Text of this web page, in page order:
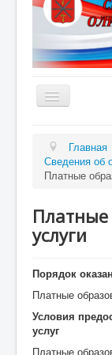
Сведения об
Полезная
Новости
Гордость
Контакты
Родителям
Главная
Сведения об
Платные
Платные
услуги
Порядок
Платные
Условия
услуг
Платные